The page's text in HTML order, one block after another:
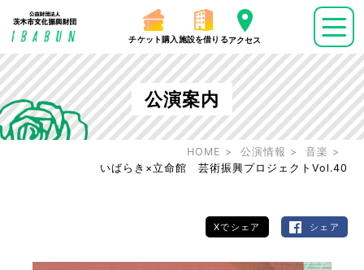
チケット購入 施設を借りるアクセス
公演案内
HOME 公演情報
音楽
いばらき×立命館 芸術振興プロジェクトVol.40
Xでシェア シェア